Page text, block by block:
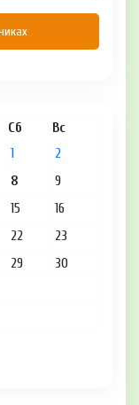
Сб Вс
1
2
8
9
15
16
22
23
29
30